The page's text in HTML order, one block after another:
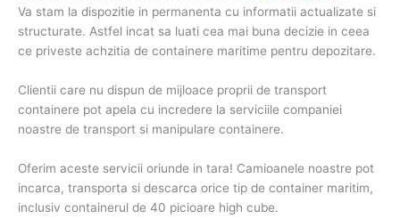
Va stam la dispozitie in permanenta cu informatii actualizate si
structurate. Astfel incat sa luati cea mai buna decizie in ceea
ce priveste achzitia de containere maritime pentru depozitare.
Clientii care nu dispun de mijloace proprii de transport
containere pot apela cu incredere la serviciile companiei
noastre de transport si manipulare containere.
Oferim aceste servicii oriunde in tara! Camioanele noastre pot
incarca, transporta si descarca orice tip de container maritim,
inclusiv containerul de 40 picioare high cube.